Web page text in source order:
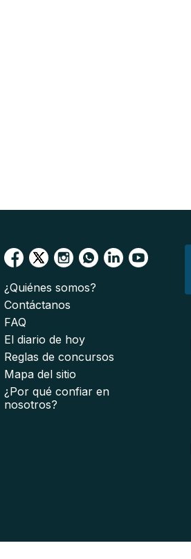
¿Quiénes somos?
Contáctanos
FAQ
El diario de hoy
Reglas de concursos
Mapa del sitio
¿Por qué confiar en
nosotros?